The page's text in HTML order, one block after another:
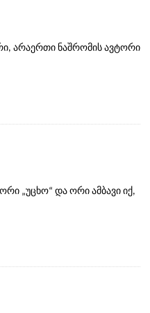
არაერთი ნაშრომის ავტორი
„უცხო“ და ორი ამბავი იქ,